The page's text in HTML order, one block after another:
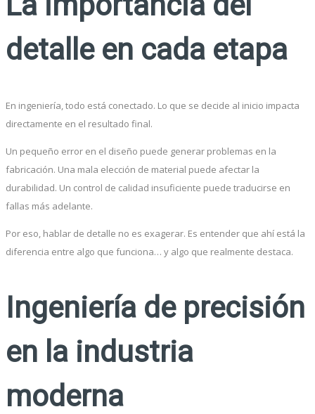
detalle en cada etapa
En ingeniería, todo está conectado. Lo que se decide al inicio impacta
directamente en el resultado final.
Un pequeño error en el diseño puede generar problemas en la
fabricación. Una mala elección de material puede afectar la
durabilidad. Un control de calidad insuficiente puede traducirse en
fallas más adelante.
Por eso, hablar de detalle no es exagerar. Es entender que ahí está la
diferencia entre algo que funciona… y algo que realmente destaca.
Ingeniería de precisión
en la industria
moderna